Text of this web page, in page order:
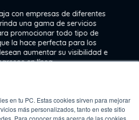
en tu PC. Estas cookies sirven para mejorar
más personalizados, tanto en este sitio
Para conocer más acerca de las cookies
con empresas de diferentes
una gama de servicios
promocionar todo tipo de
la hace perfecta para los
aumentar su visibilidad e
en línea.
Kate Gross
design assistant at